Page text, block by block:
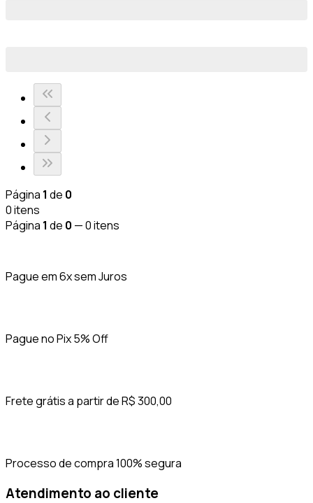
Página 1 de 0
0itens
Página 1 de 0 —0itens
Pague em 6x sem Juros
Pague no Pix 5% Off
Frete grátis a partir de R$ 300,00
Processo de compra 100% segura
Atendimento ao cliente